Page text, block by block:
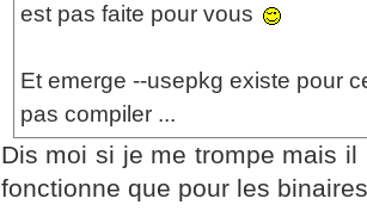
est pas faite pour vous
Et emerge --usepkg existe pour
pas compiler ...
Dis moi si je me trompe mais
fonctionne que pour les